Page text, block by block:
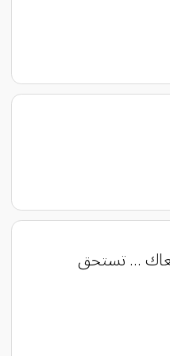
... تستحق